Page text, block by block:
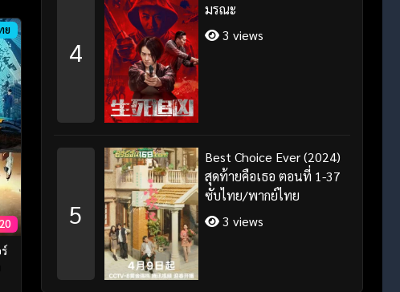
ย
4
มรณะ
3 views
5
Best Choice Ever (2024)
สุดท้ายคือเธอ ตอนที่ 1-37
ซับไทย/พากย์ไทย
3 views